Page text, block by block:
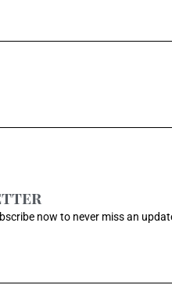
now to never miss an